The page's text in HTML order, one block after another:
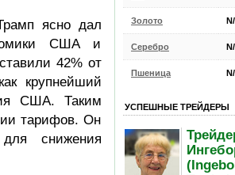
ясно дал
США и
42% от
крупнейший
США. Таким
тарифов. Он
снижения
Золото
Серебро
Пшеница
УСПЕШНЫЕ ТРЕЙДЕРЫ